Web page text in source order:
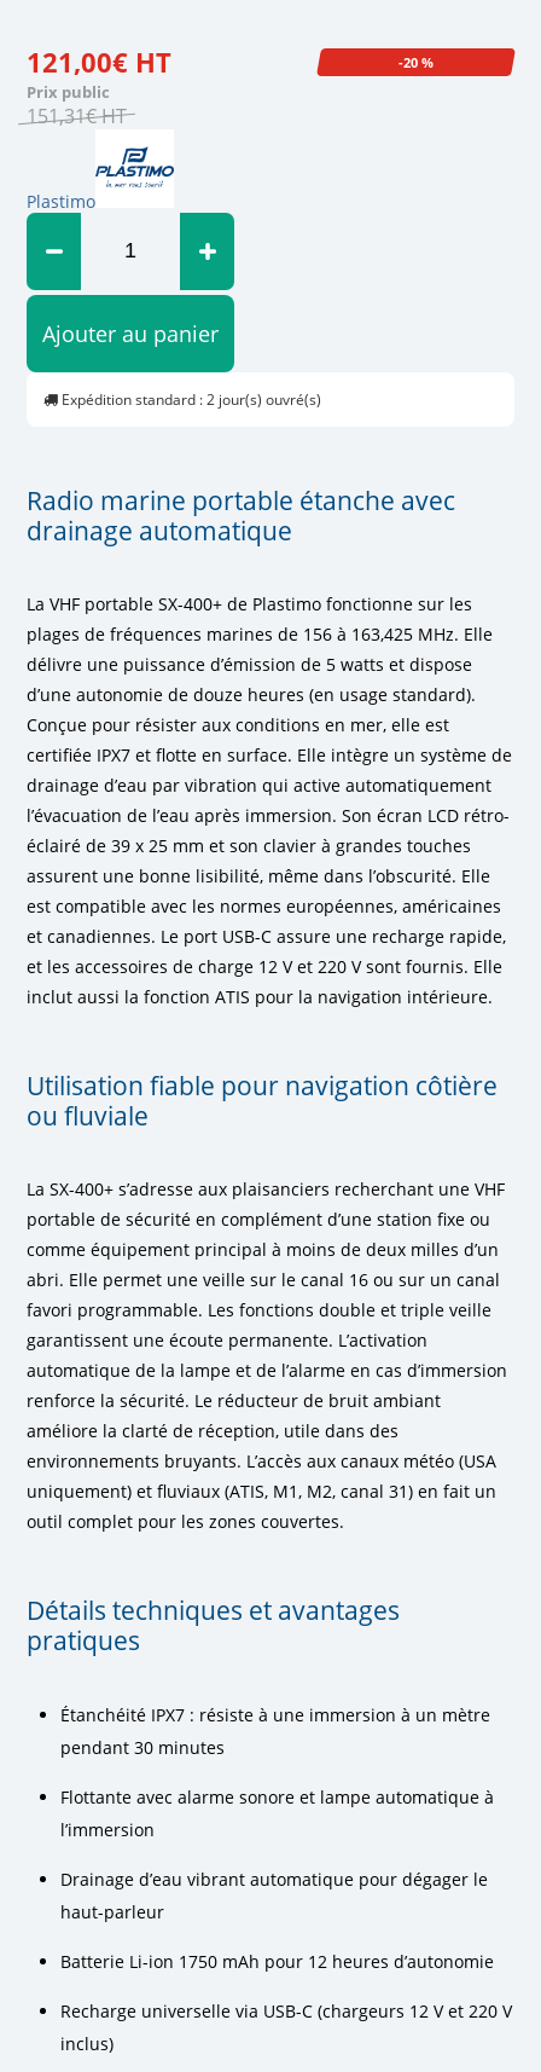
121,00€ HT
Prix public
151,31€HT
-20 %
Plastimo
Ajouter au panier
Expédition standard : 2 jour(s) ouvré(s)
Radio marine portable étanche avec
drainage automatique
La VHF portable SX-400+ de Plastimo fonctionne sur les
plages de fréquences marines de 156 à 163,425 MHz. Elle
délivre une puissance d’émission de 5 watts et dispose
d’une autonomie de douze heures (en usage standard).
Conçue pour résister aux conditions en mer, elle est
certifiée IPX7 et flotte en surface. Elle intègre un système de
drainage d’eau par vibration qui active automatiquement
l’évacuation de l’eau après immersion. Son écran LCD rétro-
éclairé de 39 x 25 mm et son clavier à grandes touches
assurent une bonne lisibilité, même dans l’obscurité. Elle
est compatible avec les normes européennes, américaines
et canadiennes. Le port USB-C assure une recharge rapide,
et les accessoires de charge 12 V et 220 V sont fournis. Elle
inclut aussi la fonction ATIS pour la navigation intérieure.
Utilisation fiable pour navigation côtière
ou fluviale
La SX-400+ s’adresse aux plaisanciers recherchant une VHF
portable de sécurité en complément d’une station fixe ou
comme équipement principal à moins de deux milles d’un
abri. Elle permet une veille sur le canal 16 ou sur un canal
favori programmable. Les fonctions double et triple veille
garantissent une écoute permanente. L’activation
automatique de la lampe et de l’alarme en cas d’immersion
renforce la sécurité. Le réducteur de bruit ambiant
améliore la clarté de réception, utile dans des
environnements bruyants. L’accès aux canaux météo (USA
uniquement) et fluviaux (ATIS, M1, M2, canal 31) en fait un
outil complet pour les zones couvertes.
Détails techniques et avantages
pratiques
Étanchéité IPX7 : résiste à une immersion à un mètre
pendant 30 minutes
Flottante avec alarme sonore et lampe automatique à
l’immersion
Drainage d’eau vibrant automatique pour dégager le
haut-parleur
Batterie Li-ion 1750 mAh pour 12 heures d’autonomie
Recharge universelle via USB-C (chargeurs 12 V et 220 V
inclus)